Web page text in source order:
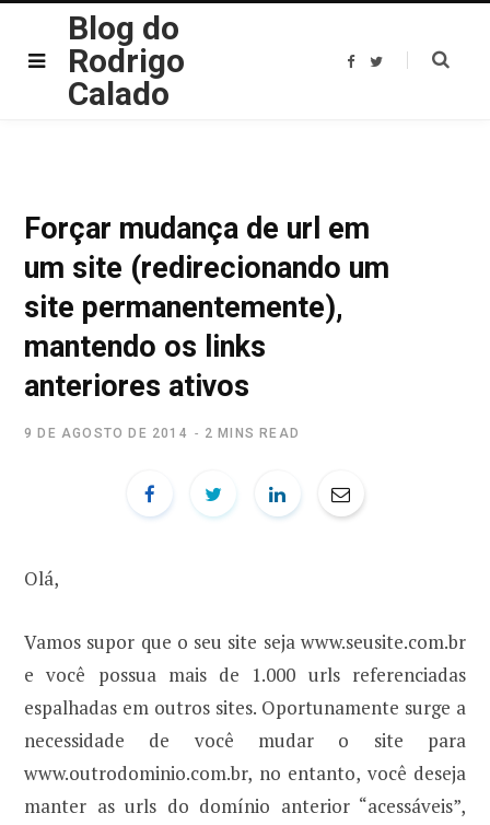
Blog do
Rodrigo
Calado
F
T
Forçar mudança de url em
um site (redirecionando um
site permanentemente),
mantendo os links
anteriores ativos
9 DE AGOSTO DE 2014 2 MINS READ
Olá,
Vamos supor que o seu site seja www.seusite.com.br
e você possua mais de 1.000 urls referenciadas
espalhadas em outros sites. Oportunamente surge a
necessidade de você mudar o site para
www.outrodominio.com.br, no entanto, você deseja
manter as urls do domínio anterior “acessáveis”,